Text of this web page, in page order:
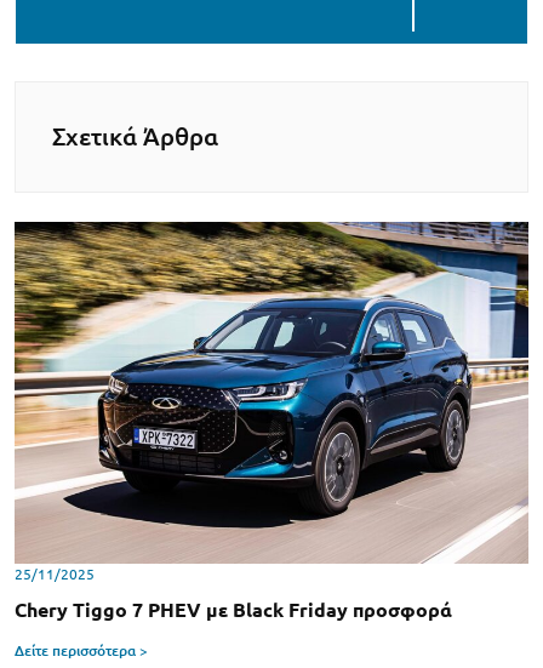
Σχετικά Άρθρα
25/11/2025
Chery Tiggo 7 PHEV με Black Friday προσφορά
Δείτε περισσότερα >